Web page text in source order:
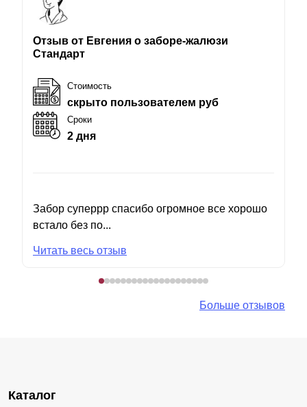
Отзыв от Евгения о заборе-жалюзи
Стандарт
Стоимость
скрыто пользователем руб
Сроки
2 дня
Забор суперрр спасибо огромное все хорошо
встало без по...
Читать весь отзыв
Больше отзывов
Каталог